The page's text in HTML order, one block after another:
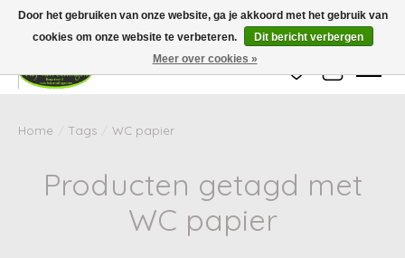
Wij zijn gesloten van 24 december tot en met 25 januari. Houd er rekening mee
dat de levertijd van uw bestelling in deze periode langer kan zijn dan
gebruikelijk.
Verlanglijst
Home Tags WC papier
Producten getagd met
WC papier
Door het gebruiken van onze website, ga je akkoord met het gebruik van
cookies om onze website te verbeteren.
Dit bericht verbergen
Meer over cookies »